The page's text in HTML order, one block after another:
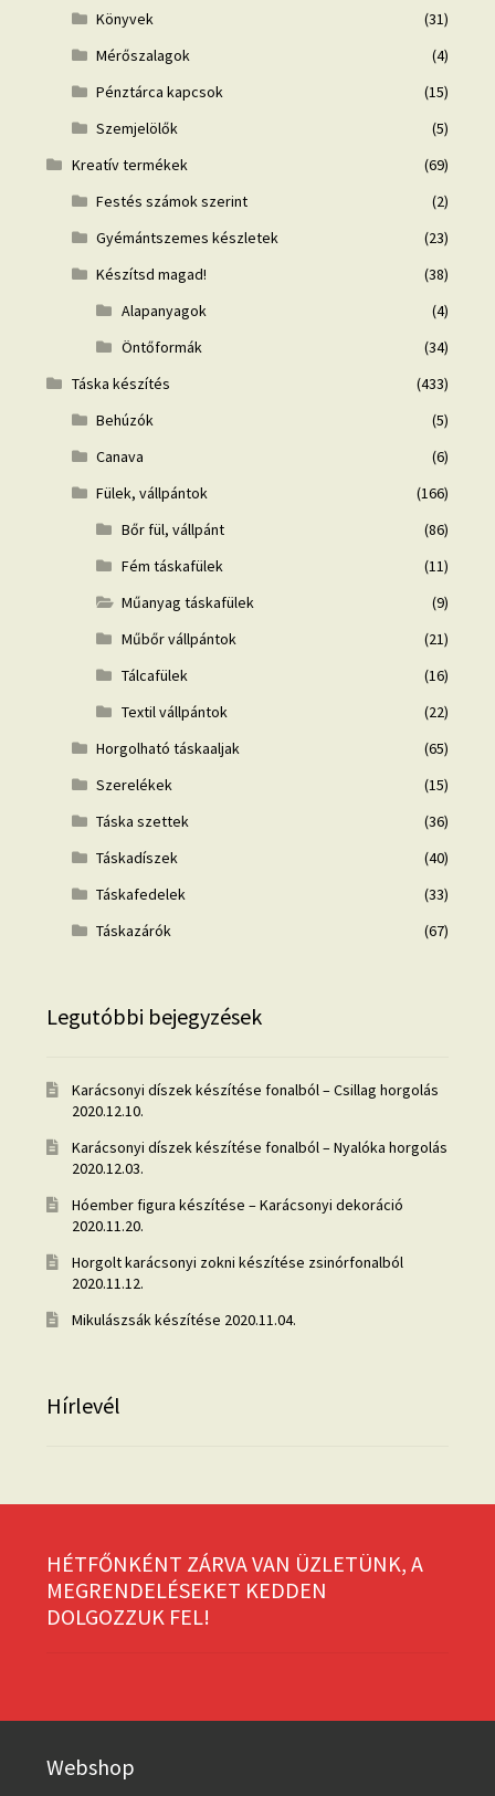
Könyvek
(31)
Mérőszalagok
(4)
Pénztárca kapcsok
(15)
Szemjelölők
(5)
Kreatív termékek
(69)
Festés számok szerint
(2)
Gyémántszemes készletek
(23)
Készítsd magad!
(38)
Alapanyagok
(4)
Öntőformák
(34)
Táska készítés
(433)
Behúzók
(5)
Canava
(6)
Fülek, vállpántok
(166)
Bőr fül, vállpánt
(86)
Fém táskafülek
(11)
Műanyag táskafülek
(9)
Műbőr vállpántok
(21)
Tálcafülek
(16)
Textil vállpántok
(22)
Horgolható táskaaljak
(65)
Szerelékek
(15)
Táska szettek
(36)
Táskadíszek
(40)
Táskafedelek
(33)
Táskazárók
(67)
Legutóbbi bejegyzések
Karácsonyi díszek készítése fonalból – Csillag horgolás
2020.12.10.
Karácsonyi díszek készítése fonalból – Nyalóka horgolás
2020.12.03.
Hóember figura készítése – Karácsonyi dekoráció
2020.11.20.
Horgolt karácsonyi zokni készítése zsinórfonalból
2020.11.12.
Mikulászsák készítése 2020.11.04.
Hírlevél
HÉTFŐNKÉNT ZÁRVA VAN ÜZLETÜNK, A
MEGRENDELÉSEKET KEDDEN
DOLGOZZUK FEL!
Webshop